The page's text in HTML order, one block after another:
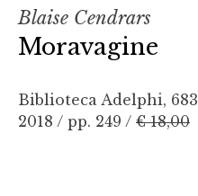
Blaise Cendrars
Moravagine
Biblioteca Adelphi, 683
2018 / pp. 249 / € 18,00